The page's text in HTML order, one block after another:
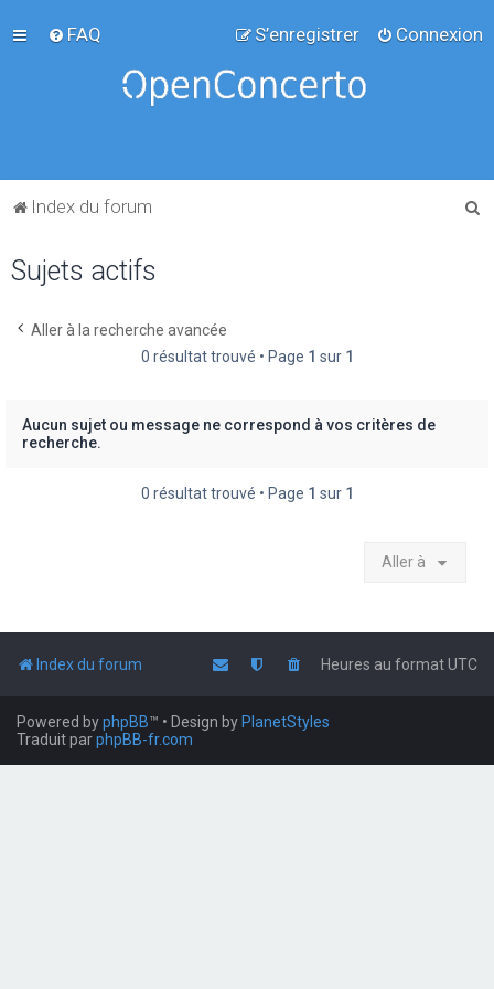
FAQ Connexion
S’enregistrer
Index du forum
Sujets actifs
Aller à la recherche avancée
0 résultat trouvé • Page 1 sur 1
Aucun sujet ou message ne correspond à vos critères de
recherche.
0 résultat trouvé • Page 1 sur 1
Aller à
Index du forum Heures au formatUTC
Powered byphpBB™ • Design by PlanetStyles
Traduit parphpBB-fr.com